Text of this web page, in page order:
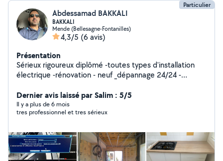
Particulier
Abdessamad BAKKALI
BAKKALI
Mende (Bellesagne-Fontanilles)
4,3/5 (6 avis)
Présentation
Sérieux rigoureux diplômé -toutes types d'installation
électrique -rénovation - neuf _dépannage 24/24 -
vidéosurveillance -montage de toutes types de cuisines
Dernier avis laissé par Salim : 5/5
Il y a plus de 6 mois
tres professionnel et tres sérieux